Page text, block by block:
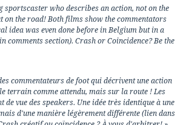
sportscaster who describes an action, not on the
on the road! Both films show the commentators
idea was even done before in Belgium but in a
section). Crash or Coincidence? Be the
commentateurs de foot qui décrivent une action
terrain comme attendu, mais sur la route ! Les
vue des speakers. Une idée très identique à une
d'une manière légèrement différente (lien dans